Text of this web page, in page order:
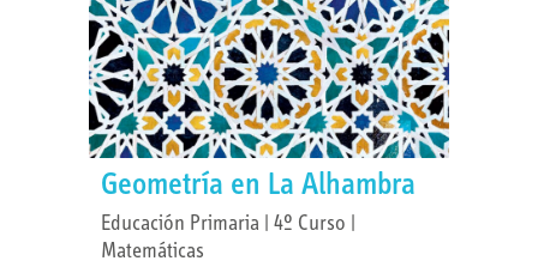
Geometría en La Alhambra
Educación Primaria | 4º Curso |
Matemáticas